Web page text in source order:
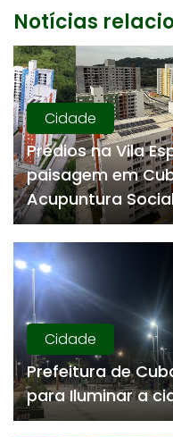
Notícias
Cidade
Prédios na Vila
paisagem em
Acupuntura
Cidade
Prefeitura de
para Iluminar a